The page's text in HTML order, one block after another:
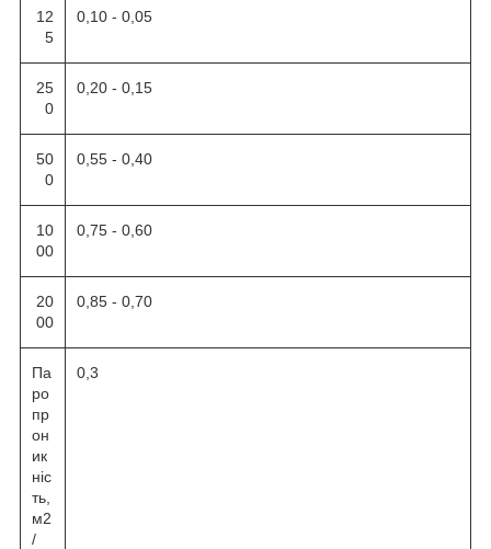
12
5
0,10 - 0,05
25
0
0,20 - 0,15
50
0
0,55 - 0,40
10
00
0,75 - 0,60
20
00
0,85 - 0,70
Па
ро
пр
он
ик
ніс
ть,
м2
/
0,3